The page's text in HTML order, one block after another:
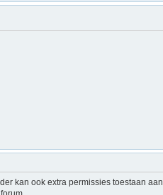
kan ook extra permissies toestaan aan